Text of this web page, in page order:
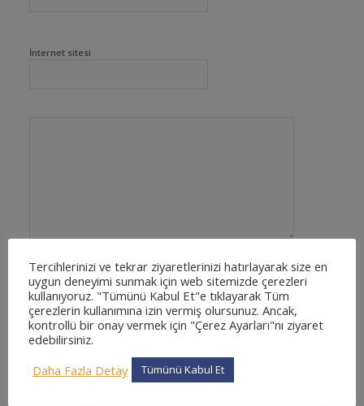
İnternet sitesi
Tercihlerinizi ve tekrar ziyaretlerinizi hatırlayarak size en
uygun deneyimi sunmak için web sitemizde çerezleri
kullanıyoruz. "Tümünü Kabul Et"e tıklayarak Tüm
çerezlerin kullanımına izin vermiş olursunuz. Ancak,
kontrollü bir onay vermek için "Çerez Ayarları"nı ziyaret
edebilirsiniz.
Daha Fazla Detay
Tümünü Kabul Et